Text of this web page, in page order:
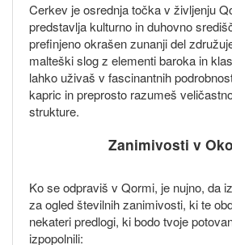
Cerkev je osrednja točka v življenju
predstavlja kulturno in duhovno
prefinjeno okrašen zunanji del
malteški slog z elementi baroka in
lahko uživaš v fascinantnih
kapric in preprosto razumeš
strukture.
Zanimivosti v
Ko se odpraviš v Qormi, je nujno, da
za ogled številnih zanimivosti, ki te
nekateri predlogi, ki bodo tvoje
izpopolnili: